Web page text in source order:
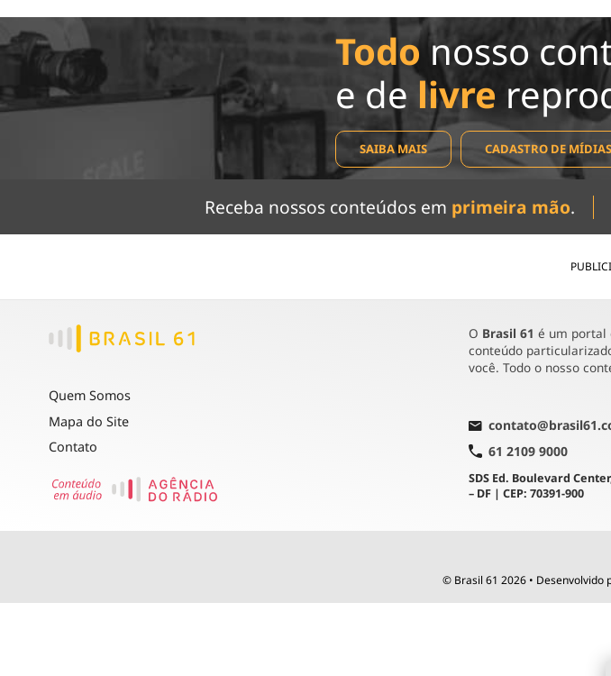
Todonosso
e de livre
SAIBA MAIS CADASTRO DE MÍDIAS
Receba nossos conteúdos em primeira mão.
Quem Somos
Mapa do Site
Contato
O Brasil 61 é um portal
conteúdo
você. Todo o nosso
61 2109 9000
SDS Ed. Boulevard
– DF | CEP: 70391-900
© Brasil 61 2026 • Desenvolvido